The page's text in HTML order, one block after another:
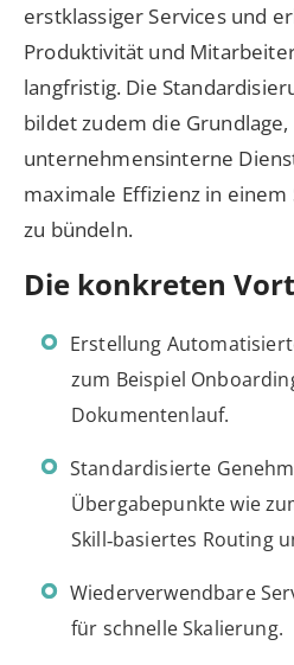
erstklassiger Services und
Produktivität und
langfristig. Die
bildet zudem die Grundlage,
unternehmensinterne
maximale Effizienz in einem
zu bündeln.
Die konkreten
Erstellung
zum Beispiel
Dokumentenlauf.
Standardisierte
Übergabepunkte wie
Skill‑basiertes Routing
Wiederverwendbare
für schnelle Skalierung.